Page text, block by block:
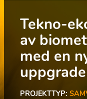
Tekno-
av
med en
PROJEKTTYP: